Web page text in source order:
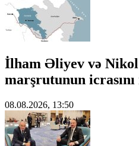
İlham Əliyev və
marşrutunun
08.08.2026, 13:50